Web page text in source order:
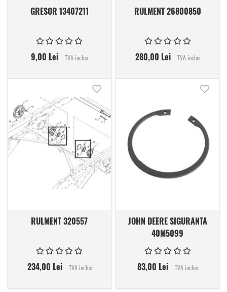
GRESOR 13407211
9,00 Lei TVA inclus
RULMENT 26800850
280,00 Lei TVA inclus
RULMENT 320557
234,00 Lei TVA inclus
JOHN DEERE SIGURANTA
40M5099
83,00 Lei TVA inclus